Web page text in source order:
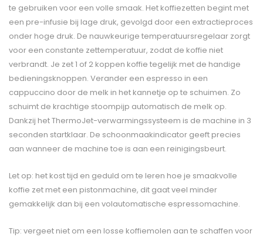
te gebruiken voor een volle smaak. Het koffiezetten begint met
een pre-infusie bij lage druk, gevolgd door een extractieproces
onder hoge druk. De nauwkeurige temperatuursregelaar zorgt
voor een constante zettemperatuur, zodat de koffie niet
verbrandt. Je zet 1 of 2 koppen koffie tegelijk met de handige
bedieningsknoppen. Verander een espresso in een
cappuccino door de melk in het kannetje op te schuimen. Zo
schuimt de krachtige stoompijp automatisch de melk op.
Dankzij het ThermoJet-verwarmingssysteem is de machine in 3
seconden startklaar. De schoonmaakindicator geeft precies
aan wanneer de machine toe is aan een reinigingsbeurt.
Let op: het kost tijd en geduld om te leren hoe je smaakvolle
koffie zet met een pistonmachine, dit gaat veel minder
gemakkelijk dan bij een volautomatische espressomachine.
Tip: vergeet niet om een losse koffiemolen aan te schaffen voor